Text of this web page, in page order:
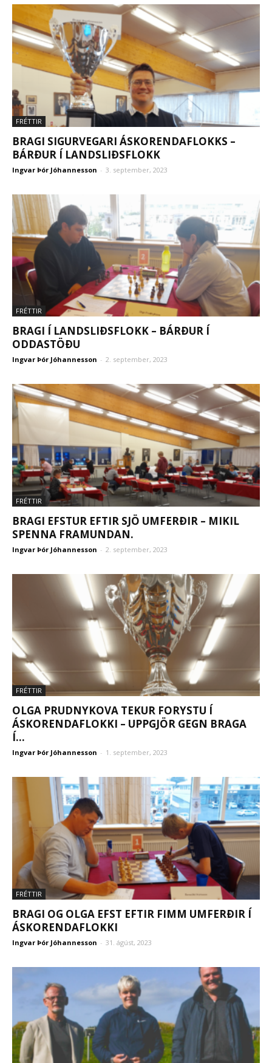
FRÉTTIR
BRAGI SIGURVEGARI ÁSKORENDAFLOKKS –
BÁRÐUR Í LANDSLIÐSFLOKK
Ingvar Þór Jóhannesson - 3. september, 2023
FRÉTTIR
BRAGI Í LANDSLIÐSFLOKK – BÁRÐUR Í
ODDASTÖÐU
Ingvar Þór Jóhannesson - 2. september, 2023
FRÉTTIR
BRAGI EFSTUR EFTIR SJÖ UMFERÐIR – MIKIL
SPENNA FRAMUNDAN.
Ingvar Þór Jóhannesson - 2. september, 2023
FRÉTTIR
OLGA PRUDNYKOVA TEKUR FORYSTU Í
ÁSKORENDAFLOKKI – UPPGJÖR GEGN BRAGA
Í...
Ingvar Þór Jóhannesson - 1. september, 2023
FRÉTTIR
BRAGI OG OLGA EFST EFTIR FIMM UMFERÐIR Í
ÁSKORENDAFLOKKI
Ingvar Þór Jóhannesson - 31. ágúst, 2023